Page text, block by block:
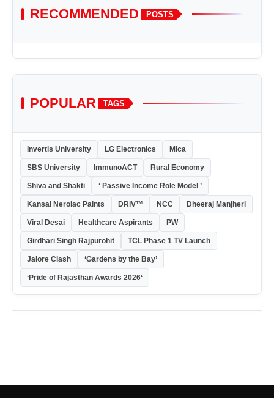
RECOMMENDED POSTS
POPULAR TAGS
Invertis University LG Electronics Mica
SBS University ImmunoACT Rural Economy
Shiva and Shakti ‘ Passive Income Role Model ’
Kansai Nerolac Paints DRiV™ NCC Dheeraj Manjheri
Viral Desai Healthcare Aspirants PW
Girdhari Singh Rajpurohit TCL Phase 1 TV Launch
Jalore Clash ‘Gardens by the Bay’
‘Pride of Rajasthan Awards 2026‘